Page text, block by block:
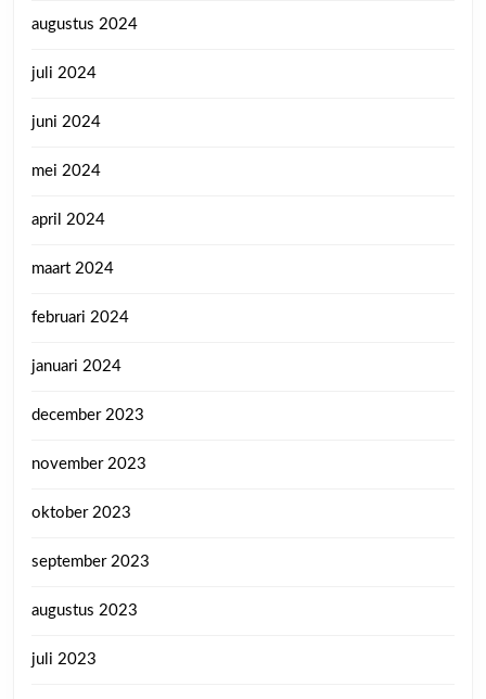
augustus 2024
juli 2024
juni 2024
mei 2024
april 2024
maart 2024
februari 2024
januari 2024
december 2023
november 2023
oktober 2023
september 2023
augustus 2023
juli 2023